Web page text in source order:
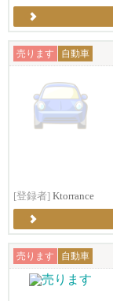
売ります 自動車
[登録者] Ktorrance
売ります 自動車